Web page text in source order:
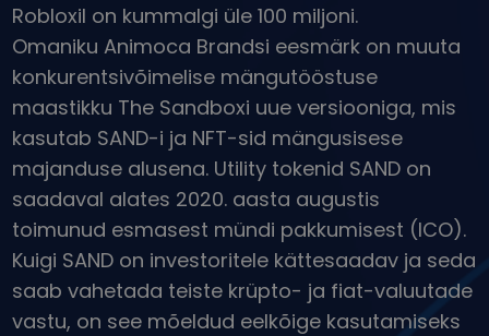
Korduv ost
Regulaarselt planeeritud investeeringud (DCA)
Hinnateavitused
Reaalajas hinnavärskendused teie lemmiktokenitele
Avasta varasid
Avasta investeerimisvõimalusi
Portfellianalüüs
Nutikad ülevaated optimaalseks jõudluseks
Robloxil on kummalgi üle 100 miljoni.
Omaniku Animoca Brandsi eesmärk on muuta
konkurentsivõimelise mängutööstuse
maastikku The Sandboxi uue versiooniga, mis
kasutab SAND-i ja NFT-sid mängusisese
majanduse alusena. Utility tokenid SAND on
saadaval alates 2020. aasta augustis
toimunud esmasest mündi pakkumisest (ICO).
Kuigi SAND on investoritele kättesaadav ja seda
saab vahetada teiste krüpto- ja fiat-valuutade
vastu, on see mõeldud eelkõige kasutamiseks